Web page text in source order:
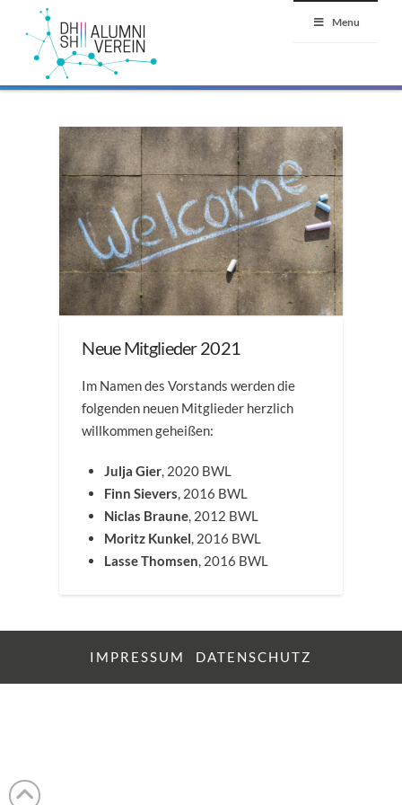
Menu
Neue Mitglieder 2021
Im Namen des Vorstands werden die
folgenden neuen Mitglieder herzlich
willkommen geheißen:
Julja Gier, 2020 BWL
Finn Sievers, 2016 BWL
Niclas Braune, 2012 BWL
Moritz Kunkel, 2016 BWL
Lasse Thomsen, 2016 BWL
IMPRESSUM DATENSCHUTZ